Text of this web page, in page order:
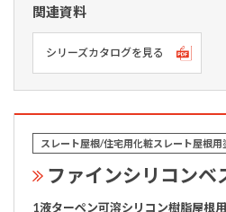
関連資料
シリーズカタログを見る
スレート屋根/住宅用化粧スレート屋根用
ファインシリコンベ
1液ターペン可溶シリコン樹脂屋根